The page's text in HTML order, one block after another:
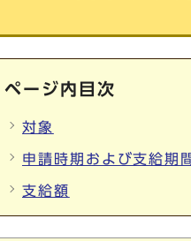
ページ内目次
対象
申請時期および支給期
支給額